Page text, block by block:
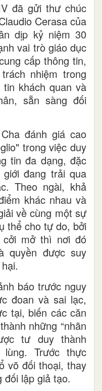
đã gửi thư chúc
Cerasa của
dịp kỷ niệm 30
vai trò giáo dục
cấp thông tin,
nhiệm trong
khách quan và
sẵn sàng đối
đánh giá cao
trong việc duy
tin đa dạng, đặc
đang trải qua
Theo ngài, khả
khác nhau và
về cùng một sự
thể cho tự do, bởi
cởi mở thì nơi đó
quyền được suy
báo trước nguy
đoan và sai lạc,
tại, biến các căn
những “nhãn
tư duy thành
Trước thực
võ đối thoại, thay
lập giả tạo.